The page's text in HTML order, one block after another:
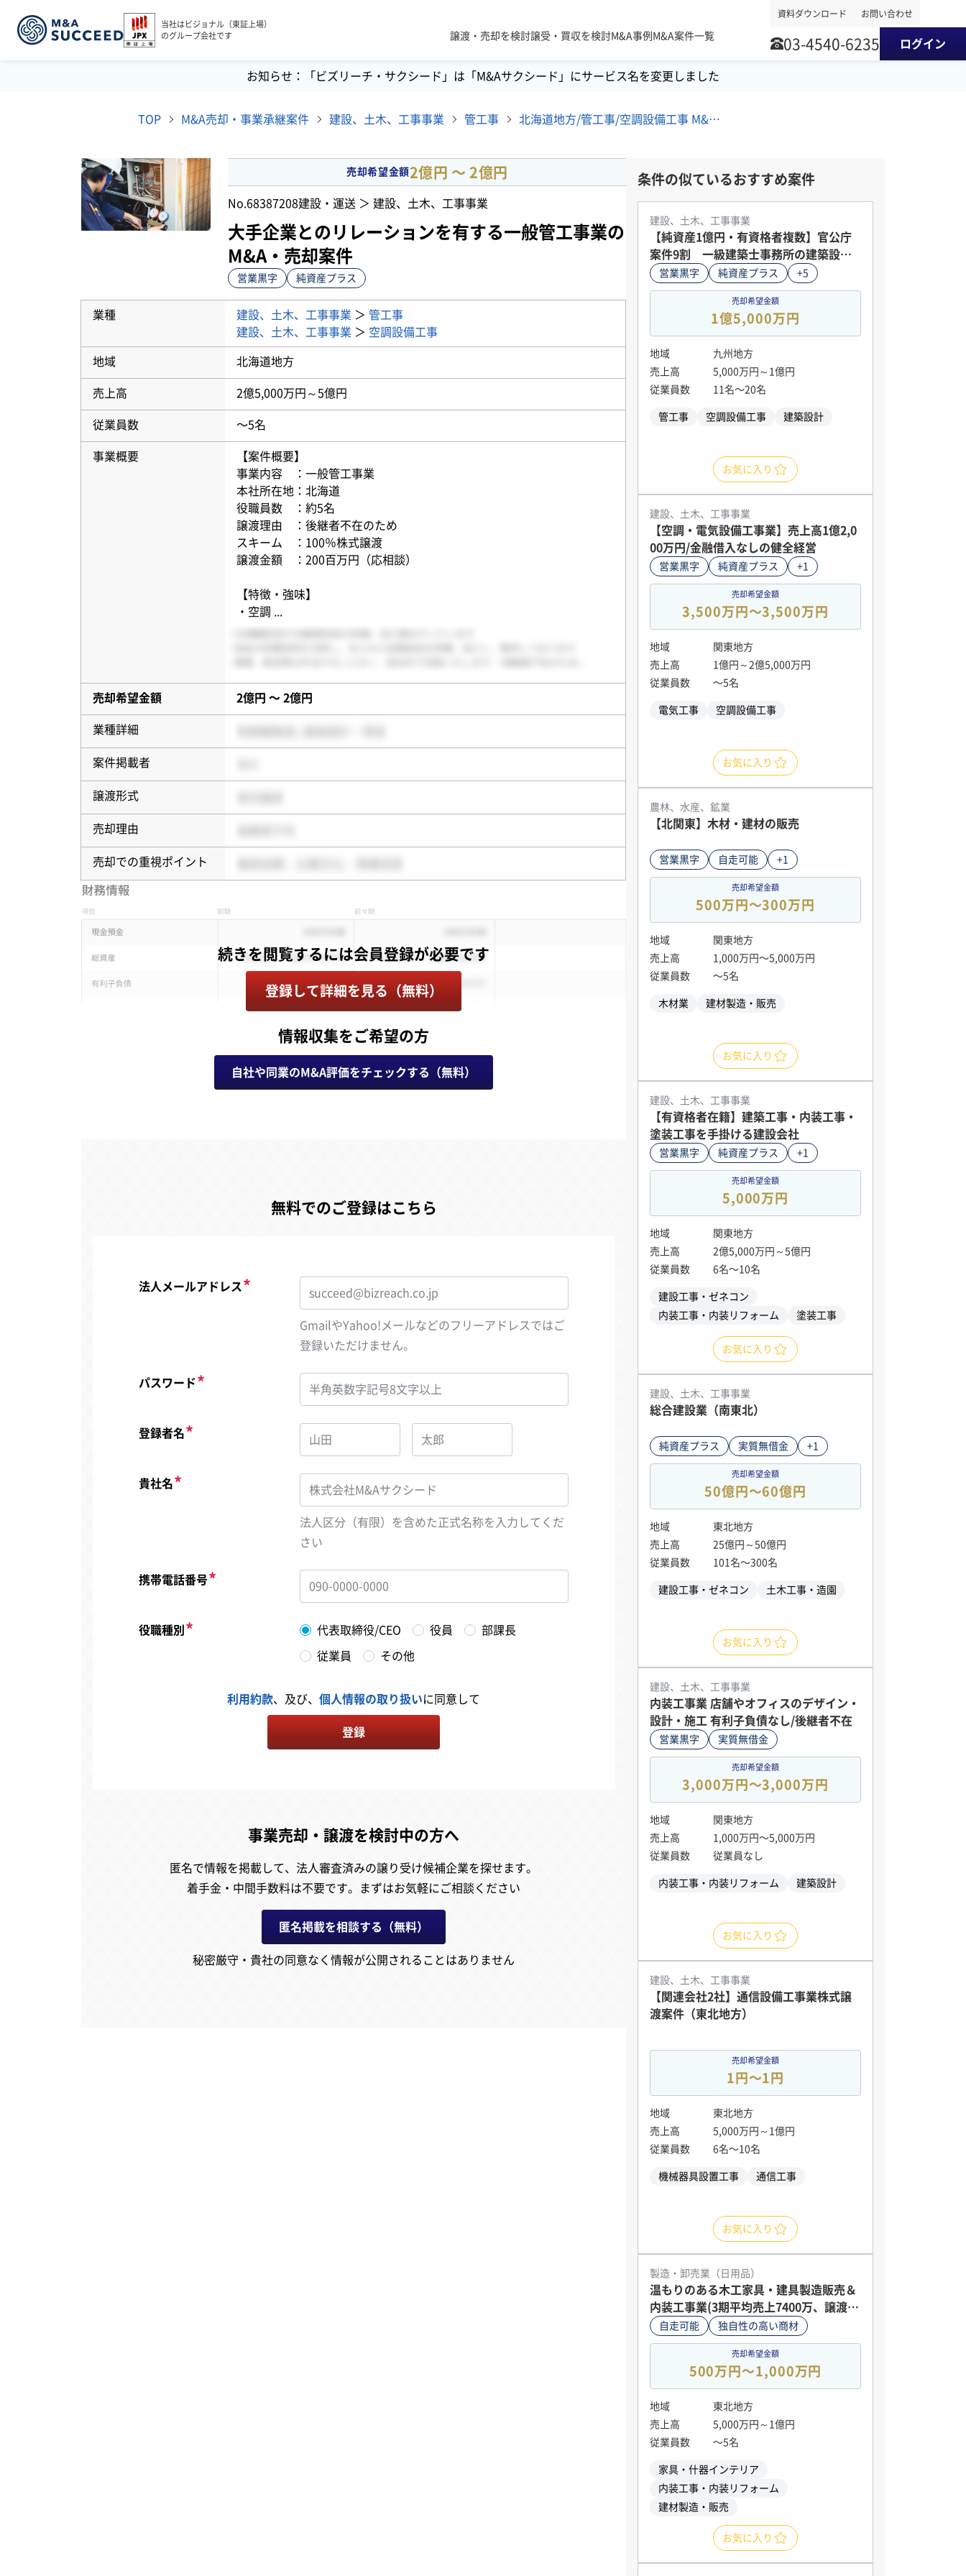
当社はビジョナル（東証上場）
のグループ会社です
譲渡・売却を検討譲受・買収を検討M&A事例 M&A案件一覧
資料ダウンロード お問い合わせ
03-4540-6235 ログイン
お知らせ：「ビズリーチ・サクシード」は「M&Aサクシード」にサービス名を変更しました
TOP M&A売却・事業承継案件 建設、土木、工事事業 管工事 北海道地方/管工事/空調設備工事 M&A・事業譲渡案件
売却希望金額 2億円 〜 2億円
No.68387208建設・運送 ＞ 建設、土木、工事事業
大手企業とのリレーションを有する一般管工事業の
M&A・売却案件
営業黒字 純資産プラス
業種 建設、土木、工事事業 ＞ 管工事
建設、土木、工事事業 ＞ 空調設備工事
地域 北海道地方
売上高 2億5,000万円～5億円
従業員数 〜5名
事業概要
【案件概要】
事業内容 ：一般管工事業
本社所在地：北海道
役職員数 ：約5名
譲渡理由 ：後継者不在のため
スキーム ：100％株式譲渡
譲渡金額 ：200百万円（応相談）
【特徴・強味】
・空調
売却希望金額 2億円 〜 2億円
業種詳細
案件掲載者
譲渡形式
売却理由
売却での重視ポイント
登録して詳細を見る（無料）
情報収集をご希望の方
自社や同業のM&A評価をチェックする（無料）
無料でのご登録はこちら
法人メールアドレス
GmailやYahoo!メールなどのフリーアドレスではご
登録いただけません。
パスワード
登録者名
貴社名
法人区分（有限）を含めた正式名称を入力してくだ
さい
携帯電話番号
役職種別 代表取締役/CEO 役員 部課長
従業員 その他
利用約款、及び、 個人情報の取り扱いに同意して
登録
事業売却・譲渡を検討中の方へ
匿名で情報を掲載して、 法人審査済みの譲り受け候補企業を探せます。
着手金・中間手数料は不要です。
まずはお気軽にご相談ください
匿名掲載を相談する（無料）
秘密厳守・貴社の同意なく情報が公開されることはありません
条件の似ているおすすめ案件
建設、土木、工事事業
【純資産1億円・有資格者複数】官公庁
案件9割 一級建築士事務所の建築設備
設計会社
営業黒字 純資産プラス +5
売却希望金額
1億5,000万円
地域
九州地方
売上高
5,000万円～1億円
従業員数
11名〜20名
管工事 空調設備工事 建築設計
お気に入り
建設、土木、工事事業
【空調・電気設備工事業】売上高1億2,0
00万円/金融借入なしの健全経営
営業黒字 純資産プラス +1
売却希望金額
3,500万円〜3,500万円
地域
関東地方
売上高
1億円～2億5,000万円
従業員数
〜5名
電気工事 空調設備工事
お気に入り
農林、水産、鉱業
【北関東】木材・建材の販売
営業黒字 自走可能 +1
売却希望金額
500万円〜300万円
地域
関東地方
売上高
1,000万円〜5,000万円
従業員数
〜5名
木材業 建材製造・販売
お気に入り
建設、土木、工事事業
【有資格者在籍】建築工事・内装工事・
塗装工事を手掛ける建設会社
営業黒字 純資産プラス +1
売却希望金額
5,000万円
地域
関東地方
売上高
2億5,000万円～5億円
従業員数
6名〜10名
建設工事・ゼネコン
内装工事・内装リフォーム
塗装工事
お気に入り
建設、土木、工事事業
総合建設業（南東北）
純資産プラス 実質無借金 +1
売却希望金額
50億円〜60億円
地域
東北地方
売上高
25億円～50億円
従業員数
101名〜300名
建設工事・ゼネコン 土木工事・造園
お気に入り
建設、土木、工事事業
内装工事業 店舗やオフィスのデザイン・
設計・施工 有利子負債なし/後継者不在
営業黒字 実質無借金
売却希望金額
3,000万円〜3,000万円
地域
関東地方
売上高
1,000万円〜5,000万円
従業員数
従業員なし
内装工事・内装リフォーム 建築設計
お気に入り
建設、土木、工事事業
【関連会社2社】通信設備工事業株式譲
渡案件（東北地方）
売却希望金額
1円〜1円
地域
東北地方
売上高
5,000万円～1億円
従業員数
6名〜10名
機械器具設置工事 通信工事
お気に入り
製造・卸売業（日用品）
温もりのある木工家具・建具製造販売＆
内装工事業(3期平均売上7400万、譲渡価
格1100万円)
自走可能 独自性の高い商材
売却希望金額
500万円〜1,000万円
地域
東北地方
売上高
5,000万円～1億円
従業員数
〜5名
家具・什器インテリア
内装工事・内装リフォーム
建材製造・販売
お気に入り